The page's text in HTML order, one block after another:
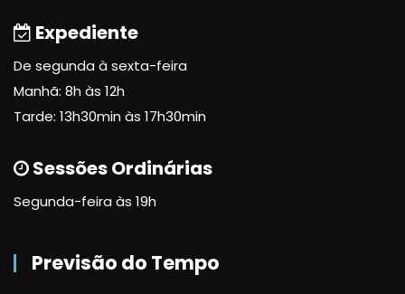
Expediente
De segunda à sexta-feira
Manhã: 8h às 12h
Tarde: 13h30min às 17h30min
Sessões Ordinárias
Segunda-feira às 19h
Previsão do Tempo